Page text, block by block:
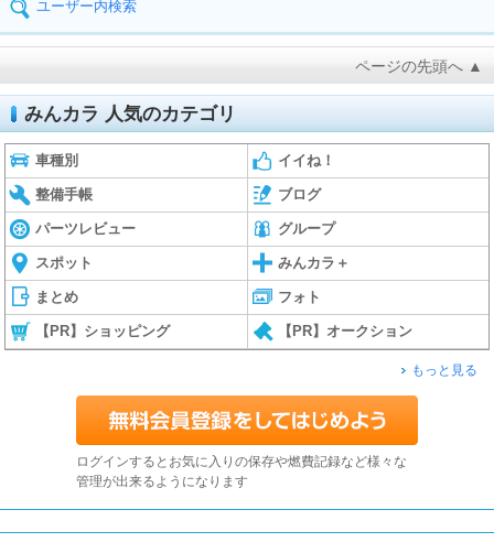
ユーザー内検索
ページの先頭へ ▲
みんカラ 人気のカテゴリ
車種別 イイね！
整備手帳 ブログ
パーツレビュー グループ
スポット みんカラ＋
まとめ フォト
【PR】ショッピング 【PR】オークション
もっと見る
ログインするとお気に入りの保存や燃費記録など様々な
管理が出来るようになります